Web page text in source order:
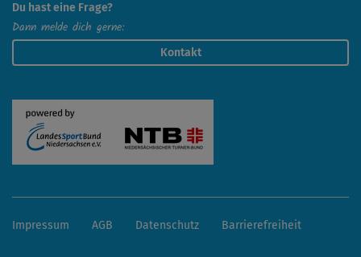
Du hast eine Frage?
Dann melde dich gerne:
Kontakt
Impressum AGB Datenschutz Barrierefreiheit